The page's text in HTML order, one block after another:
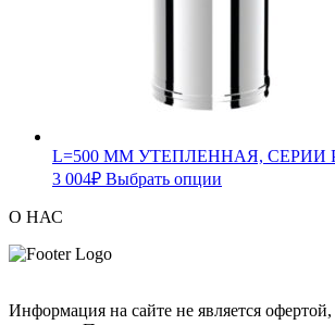
L=500 ММ УТЕПЛЕННАЯ, СЕРИИ
3 004₽ Выбрать опции
О НАС
Информация на сайте не является